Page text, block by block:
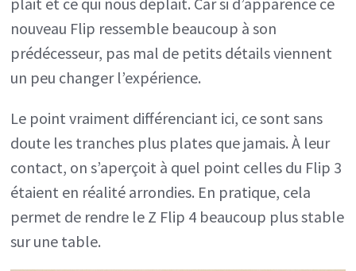
nouveau Flip ressemble beaucoup à son
prédécesseur, pas mal de petits détails viennent
un peu changer l’expérience.
Le point vraiment différenciant ici, ce sont sans
doute les tranches plus plates que jamais. À leur
contact, on s’aperçoit à quel point celles du Flip 3
étaient en réalité arrondies. En pratique, cela
permet de rendre le Z Flip 4 beaucoup plus stable
sur une table.